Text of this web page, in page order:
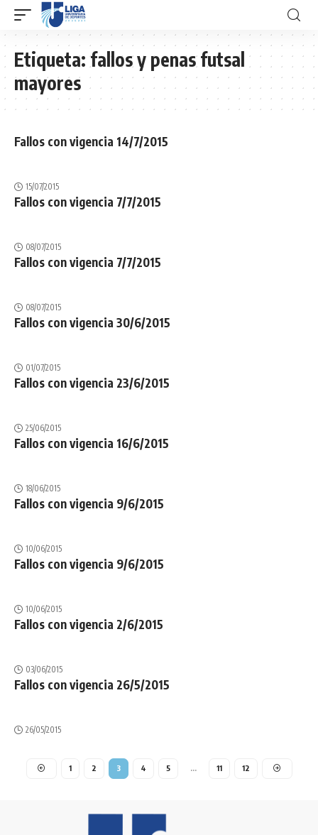
Etiqueta:fallos y penas futsal
mayores
Fallos con vigencia 14/7/2015
15/07/2015
Fallos con vigencia 7/7/2015
08/07/2015
Fallos con vigencia 7/7/2015
08/07/2015
Fallos con vigencia 30/6/2015
01/07/2015
Fallos con vigencia 23/6/2015
25/06/2015
Fallos con vigencia 16/6/2015
18/06/2015
Fallos con vigencia 9/6/2015
10/06/2015
Fallos con vigencia 9/6/2015
10/06/2015
Fallos con vigencia 2/6/2015
03/06/2015
Fallos con vigencia 26/5/2015
26/05/2015
1 2 3 4 5 … 11 12